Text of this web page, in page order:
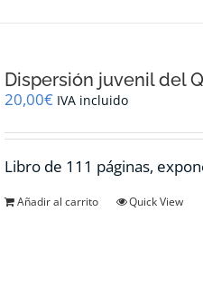
Dispersión juvenil del
20,00€ IVA incluido
Libro de 111 páginas,
Añadir al carrito Quick View